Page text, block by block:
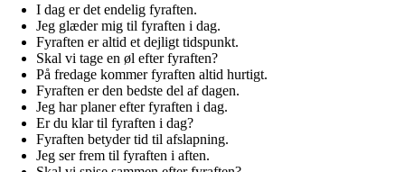
I dag er det endelig fyraften.
Jeg glæder mig til fyraften i dag.
Fyraften er altid et dejligt tidspunkt.
Skal vi tage en øl efter fyraften?
På fredage kommer fyraften altid hurtigt.
Fyraften er den bedste del af dagen.
Jeg har planer efter fyraften i dag.
Er du klar til fyraften i dag?
Fyraften betyder tid til afslapning.
Jeg ser frem til fyraften i aften.